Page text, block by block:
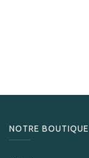
NOTRE BOUTIQUE